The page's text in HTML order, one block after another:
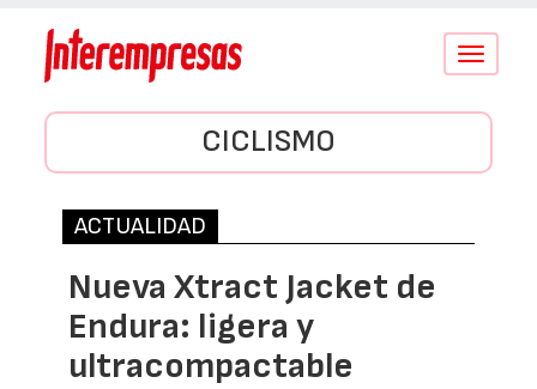
Conmutar
CICLISMO
ACTUALIDAD
Nueva Xtract Jacket de
Endura: ligera y
ultracompactable